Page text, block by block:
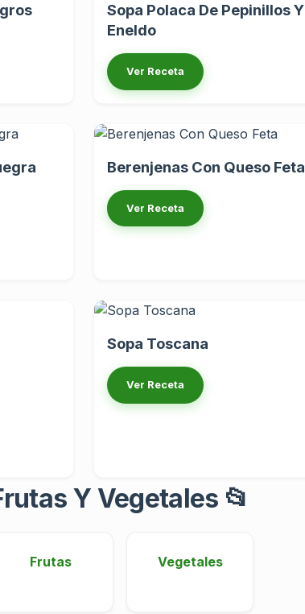
Sopa Polaca De Pepinillos Y
Eneldo
Ver Receta
Berenjenas Con Queso Feta
Ver Receta
Sopa Toscana
Ver Receta
Y Vegetales 📂
Frutas Vegetales